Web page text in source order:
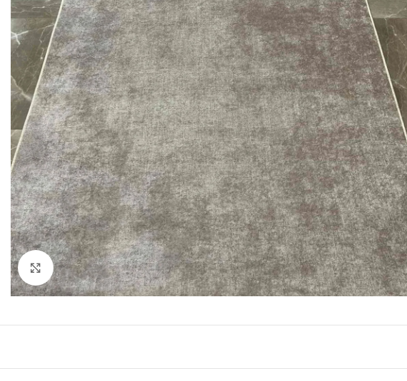
Click to enlarge